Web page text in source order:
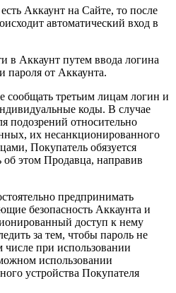
Аккаунт на Сайте, то после
автоматический вход в
в Аккаунт путем ввода логина
пароля от Аккаунта.
сообщать третьим лицам логин и
коды. В случае
подозрений относительно
их несанкционированного
Покупатель обязуется
об этом Продавца, направив
предпринимать
безопасность Аккаунта и
доступ к нему
за тем, чтобы пароль не
числе при использовании
использовании
устройства Покупателя